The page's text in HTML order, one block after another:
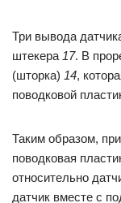
Три вывода
штекера 17. В
(шторка) 14,
поводковой
Таким образом,
поводковая
относительно
датчик вместе с